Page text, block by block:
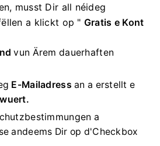
musst Dir all néideg
a klickt op " Gratis e Kont
vun Ärem dauerhaften
E-Mailadress an a erstellt e
a
andeems Dir op d'Checkbox